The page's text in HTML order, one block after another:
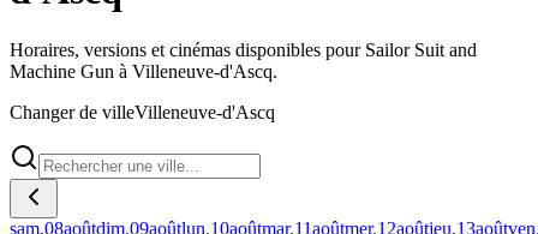
Horaires, versions et cinémas disponibles pour Sailor Suit and
Machine Gun à Villeneuve-d'Ascq.
Changer de villeVilleneuve-d'Ascq
sam.08aoûtdim.09aoûtlun.10aoûtmar.11aoûtmer.12aoûtjeu.13août